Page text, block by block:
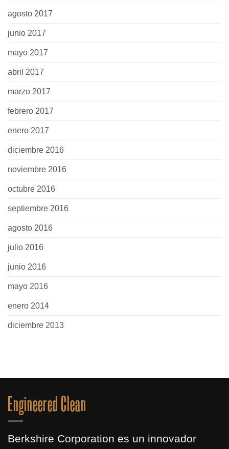
agosto 2017
junio 2017
mayo 2017
abril 2017
marzo 2017
febrero 2017
enero 2017
diciembre 2016
noviembre 2016
octubre 2016
septiembre 2016
agosto 2016
julio 2016
junio 2016
mayo 2016
enero 2014
diciembre 2013
Engineered Clean
Berkshire Corporation es un innovador